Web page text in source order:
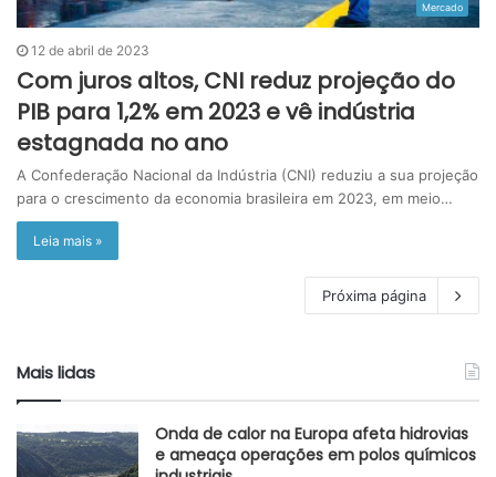
Mercado
12 de abril de 2023
Com juros altos, CNI reduz projeção do
PIB para 1,2% em 2023 e vê indústria
estagnada no ano
A Confederação Nacional da Indústria (CNI) reduziu a sua projeção
para o crescimento da economia brasileira em 2023, em meio…
Leia mais »
Próxima página
Mais lidas
Onda de calor na Europa afeta hidrovias
e ameaça operações em polos químicos